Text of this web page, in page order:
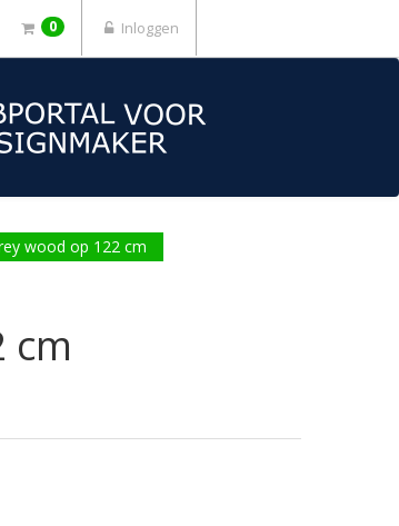
0 Inloggen
wood op 122 cm
cm